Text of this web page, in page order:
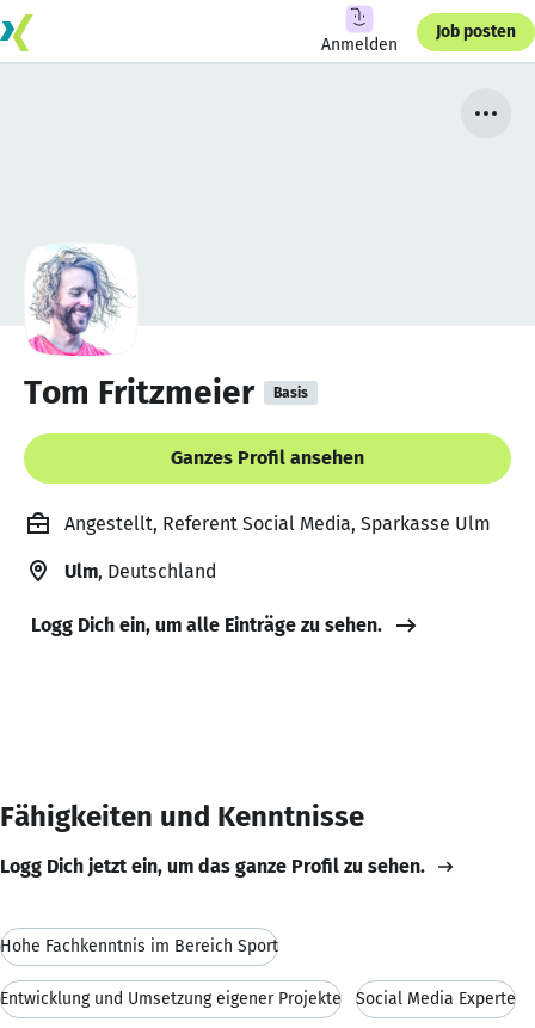
Anmelden
Job posten
Tom Fritzmeier Basis
Ganzes Profil ansehen
Angestellt, Referent Social Media, Sparkasse Ulm
Ulm, Deutschland
Logg Dich ein, um alle Einträge zu sehen.
Fähigkeiten und Kenntnisse
Logg Dich jetzt ein, um das ganze Profil zu sehen.
Hohe Fachkenntnis im Bereich Sport
Entwicklung und Umsetzung eigener Projekte Social Media Experte